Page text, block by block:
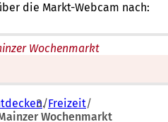
die Markt-Webcam nach:
Wochenmarkt
Freizeit
Wochenmarkt